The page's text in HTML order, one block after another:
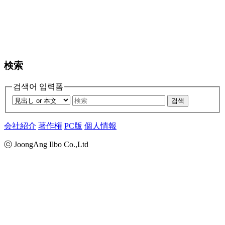
検索
검색어 입력폼
검색
会社紹介 著作権 PC版 個人情報
ⓒ JoongAng Ilbo Co.,Ltd